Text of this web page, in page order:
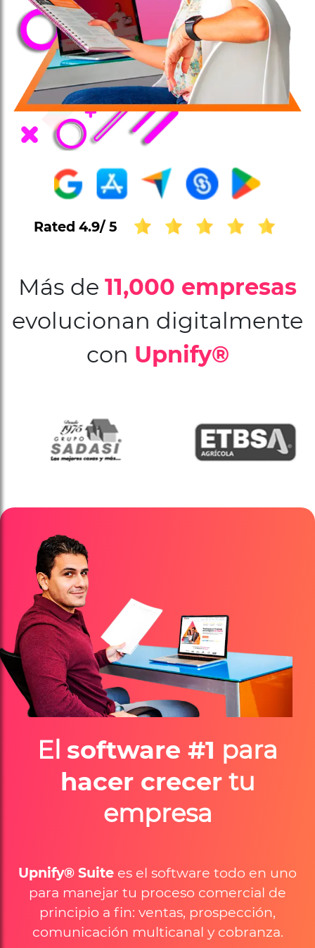
Rated 4.9/ 5
Más de 11,000 empresas
evolucionan digitalmente
con Upnify®
El software #1 para
hacer crecertu
empresa
Upnify® Suite es el software todo en uno
para manejar tu proceso comercial de
principio a fin: ventas, prospección,
comunicación multicanal y cobranza.